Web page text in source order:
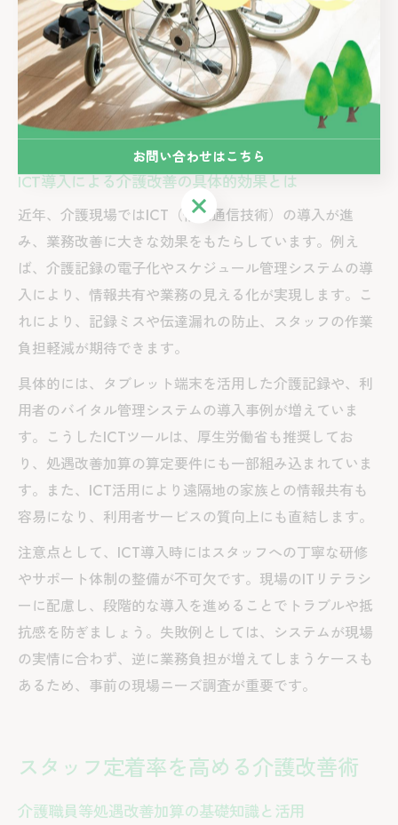
改善の成果を可視化し、スタッフ同士で成功体験を共有
することで、より良いチームづくりが可能です。特に新
人や未経験者にとっては、明確な業務フローやサポート
体制が安心材料となり、早期離職の防止にもつながりま
す。
ICT導入による介護改善の具体的効果とは
近年、介護現場ではICT（情報通信技術）の導入が進
み、業務改善に大きな効果をもたらしています。例え
ば、介護記録の電子化やスケジュール管理システムの導
入により、情報共有や業務の見える化が実現します。こ
れにより、記録ミスや伝達漏れの防止、スタッフの作業
負担軽減が期待できます。
具体的には、タブレット端末を活用した介護記録や、利
用者のバイタル管理システムの導入事例が増えていま
す。こうしたICTツールは、厚生労働省も推奨してお
り、処遇改善加算の算定要件にも一部組み込まれていま
す。また、ICT活用により遠隔地の家族との情報共有も
容易になり、利用者サービスの質向上にも直結します。
注意点として、ICT導入時にはスタッフへの丁寧な研修
やサポート体制の整備が不可欠です。現場のITリテラシ
ーに配慮し、段階的な導入を進めることでトラブルや抵
抗感を防ぎましょう。失敗例としては、システムが現場
の実情に合わず、逆に業務負担が増えてしまうケースも
あるため、事前の現場ニーズ調査が重要です。
スタッフ定着率を高める介護改善術
介護職員等処遇改善加算の基礎知識と活用
お問い合わせはこちら
お問い合わせはこちら